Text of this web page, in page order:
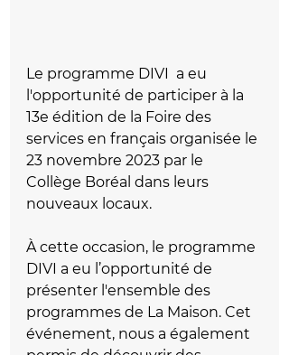
Le programme DIVI  a eu
l'opportunité de participer à la
13e édition de la Foire des
services en français organisée le
23 novembre 2023 par le
Collège Boréal dans leurs
nouveaux locaux.
À cette occasion, le programme
DIVI a eu l’opportunité de
présenter l'ensemble des
programmes de La Maison. Cet
événement, nous a également